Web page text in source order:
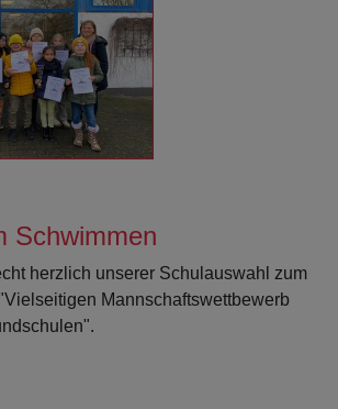
Schwimmen
herzlich unserer Schulauswahl zum
Mannschaftswettbewerb